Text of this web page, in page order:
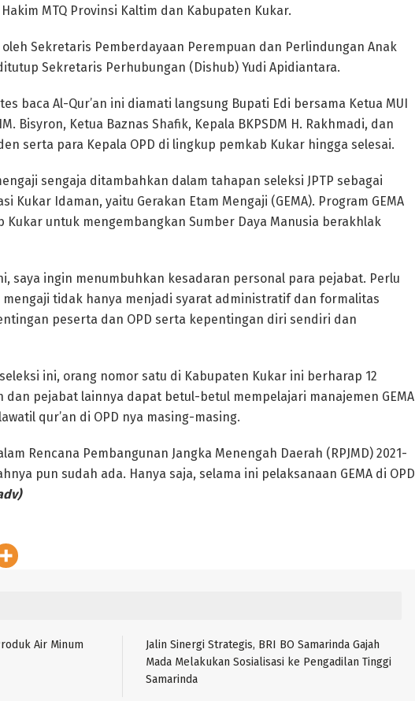
MTQ Provinsi Kaltim dan Kabupaten Kukar.
oleh Sekretaris Pemberdayaan Perempuan dan Perlindungan Anak
Sekretaris Perhubungan (Dishub) Yudi Apidiantara.
baca Al-Qur’an ini diamati langsung Bupati Edi bersama Ketua MUI
Bisyron, Ketua Baznas Shafik, Kepala BKPSDM H. Rakhmadi, dan
serta para Kepala OPD di lingkup pemkab Kukar hingga selesai.
sengaja ditambahkan dalam tahapan seleksi JPTP sebagai
Kukar Idaman, yaitu Gerakan Etam Mengaji (GEMA). Program GEMA
Kukar untuk mengembangkan Sumber Daya Manusia berakhlak
saya ingin menumbuhkan kesadaran personal para pejabat. Perlu
tidak hanya menjadi syarat administratif dan formalitas
peserta dan OPD serta kepentingan diri sendiri dan
ini, orang nomor satu di Kabupaten Kukar ini berharap 12
pejabat lainnya dapat betul-betul mempelajari manajemen GEMA
qur’an di OPD nya masing-masing.
Rencana Pembangunan Jangka Menengah Daerah (RPJMD) 2021-
pun sudah ada. Hanya saja, selama ini pelaksanaan GEMA di OPD
Air Minum
Jalin Sinergi Strategis, BRI BO Samarinda Gajah
Mada Melakukan Sosialisasi ke Pengadilan Tinggi
Samarinda